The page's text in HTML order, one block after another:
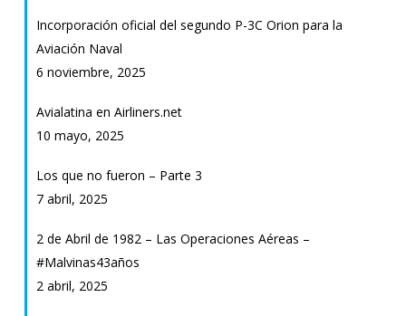
Incorporación oficial del segundo P-3C Orion para la
Aviación Naval
6 noviembre, 2025
Avialatina en Airliners.net
10 mayo, 2025
Los que no fueron – Parte 3
7 abril, 2025
2 de Abril de 1982 – Las Operaciones Aéreas –
#Malvinas43años
2 abril, 2025